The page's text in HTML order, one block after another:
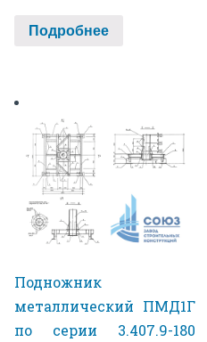
Подробнее
Подножник
металлический ПМД1Г
по серии 3.407.9-180